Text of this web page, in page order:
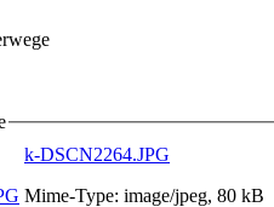
k-DSCN2264.JPG
Mime-Type: image/jpeg, 80 kB